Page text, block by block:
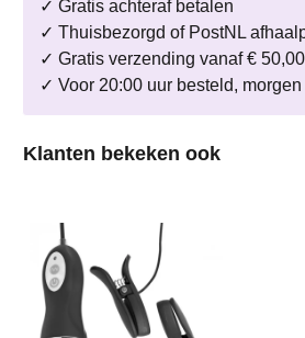
✓ Gratis achteraf betalen
✓ Thuisbezorgd of PostNL
✓ Gratis verzending vanaf € 50,00
✓ Voor 20:00 uur besteld,
Productgalerij overslaan
Klanten bekeken ook